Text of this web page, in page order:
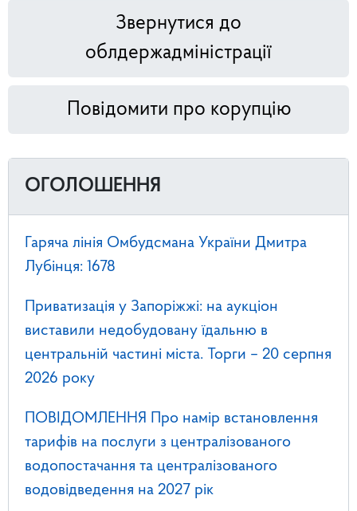
Звернутися до
облдержадміністрації
Повідомити про корупцію
ОГОЛОШЕННЯ
Гаряча лінія Омбудсмана України Дмитра
Лубінця: 1678
Приватизація у Запоріжжі: на аукціон
виставили недобудовану їдальню в
центральній частині міста. Торги – 20 серпня
2026 року
ПОВІДОМЛЕННЯ Про намір встановлення
тарифів на послуги з централізованого
водопостачання та централізованого
водовідведення на 2027 рік